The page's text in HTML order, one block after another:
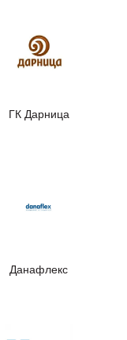
ГК Дарница
Данафлекс